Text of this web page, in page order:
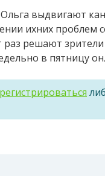
выдвигают
ихних проблем
решают
в пятницу